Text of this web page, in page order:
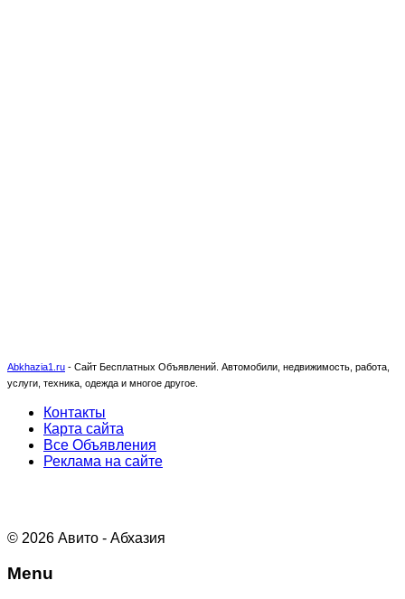
Abkhazia1.ru - Сайт Бесплатных Объявлений. Автомобили, недвижимость, работа,
услуги, техника, одежда и многое другое.
Контакты
Карта сайта
Все Объявления
Реклама на сайте
© 2026 Авито - Абхазия
Menu